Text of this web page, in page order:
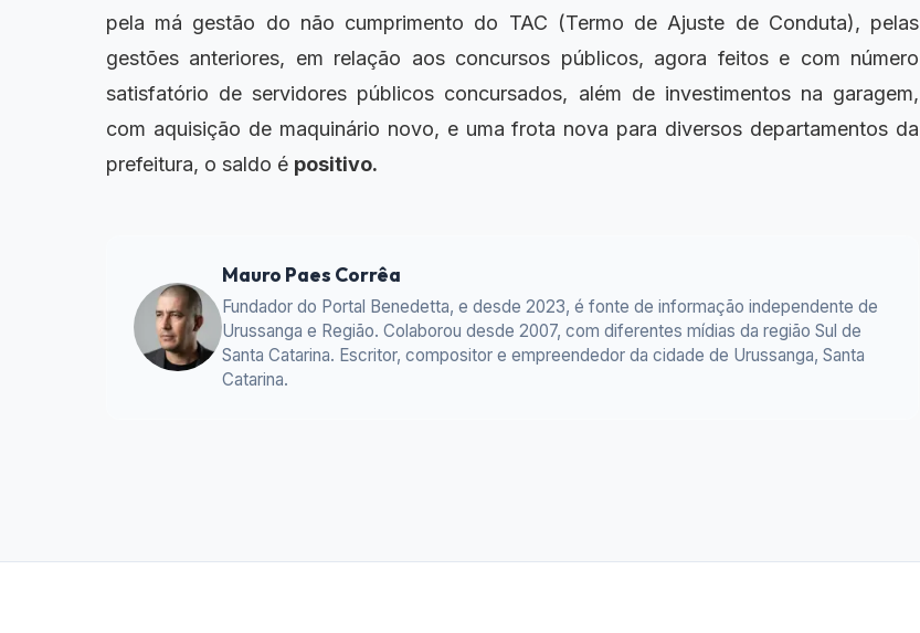
pela má gestão do não cumprimento do TAC (Termo de Ajuste de Conduta), pelas
gestões anteriores, em relação aos concursos públicos, agora feitos e com número
satisfatório de servidores públicos concursados, além de investimentos na garagem,
com aquisição de maquinário novo, e uma frota nova para diversos departamentos da
prefeitura, o saldo é positivo.
Mauro Paes Corrêa
Fundador do Portal Benedetta, e desde 2023, é fonte de informação independente de
Urussanga e Região. Colaborou desde 2007, com diferentes mídias da região Sul de
Santa Catarina. Escritor, compositor e empreendedor da cidade de Urussanga, Santa
Catarina.